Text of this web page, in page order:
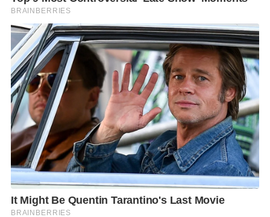
BMW, FORD, HONDA, ISUZU, MAZDA, MITSUBISHI,
NISSAN, SUBARU, SUZUKI, TOYOTA และบริษัทรถยนต์
ไฟฟ้า SCP และ DT MOTOR บริษัทรถจักรยานยนต์-รถ
บิ๊กไบค์ 10 แบรนด์ ได้แก่ BENELLI, GPX, HONDA,
HONDA BIGWING, KAWASAKI, ROYAL ANFIELD, VESPA,
YAMAHA, ZONGSHEN RYUKA และ DECO (รถ
จักรยานยนต์ไฟฟ้า) รวมทั้งบริษัท-ร้านค้าเครื่องเสียงติด
รถยนต์ ล้อแม็กซ์-ยางรถยนต์และอุปกรณ์ประดับยนต์ มา
ร่วมออกงานอีกมากมาย สำหรับพื้นที่ ที่ใช้ในการจัดงานมี
ทั้งพื้นที่ภายใน-ภายนอกศูนย์การค้าฯ รวมทั้งสิ้นกว่า
4,000 ตารางเมตร (ใกล้เคียงกับปีที่แล้ว) โดยบริเวณด้าน
หน้าและด้านข้างศูนย์การค้าฯ มีพื้นที่กว่า 1,000 ตาราง
เมตร ใช้จัดงาน “INDY MARKET@PACIFIC PARK” เปิด